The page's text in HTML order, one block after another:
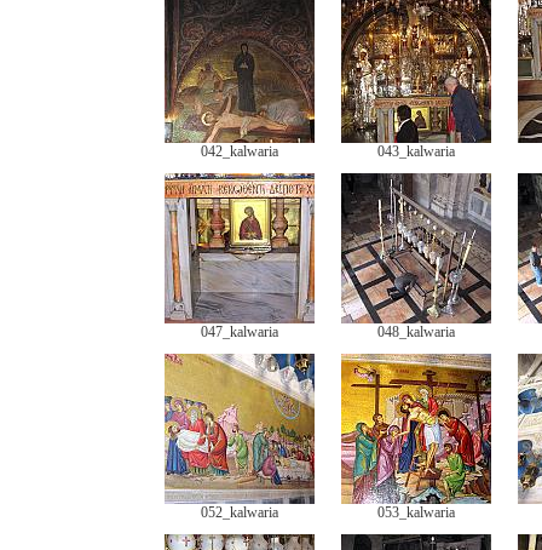
042_kalwaria 043_kalwaria
047_kalwaria 048_kalwaria
052_kalwaria 053_kalwaria